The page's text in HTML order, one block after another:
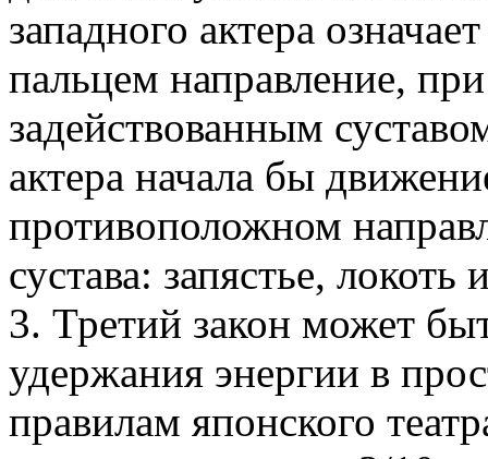
западного актера
пальцем направление,
задействованным
актера начала бы
противоположном
сустава: запястье, локоть
3. Третий закон может
удержания энергии в
правилам японского